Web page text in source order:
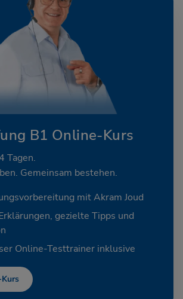
B1 Online-Kurs
Tagen.
Gemeinsam bestehen.
mit Akram Joud
gezielte Tipps und
Online-Testtrainer inklusive